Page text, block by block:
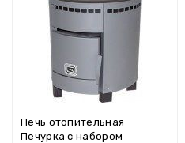
Печь отопительная
Печурка с набором